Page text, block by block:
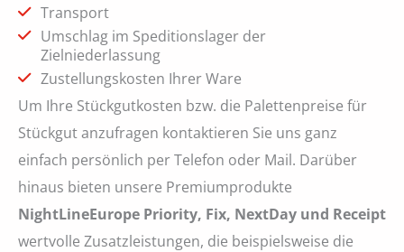
Transport
Umschlag im Speditionslager der
Zielniederlassung
Zustellungskosten Ihrer Ware
Um Ihre Stückgutkosten bzw. die Palettenpreise für
Stückgut anzufragen kontaktieren Sie uns ganz
einfach persönlich per Telefon oder Mail. Darüber
hinaus bieten unsere Premiumprodukte
NightLineEurope Priority, Fix, NextDay und Receipt
wertvolle Zusatzleistungen, die beispielsweise die